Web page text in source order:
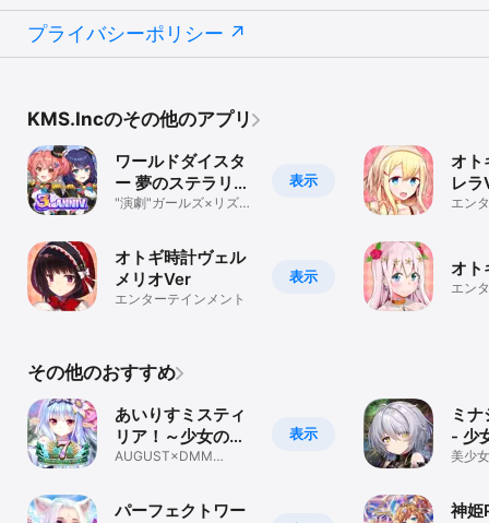
プライバシーポリシー
KMS.Incのその他のアプリ
表示
ワールドダイスタ
ー 夢のステラリウ
ム
"演劇"ガールズ×リズム
表示
オトギ時計ヴェル
メリオVer
エンターテインメント
オト
レ
エン
オト
エン
その他のおすすめ
表示
あいりすミスティ
リア！～少女のつ
むぐ夢の秘跡～
AUGUST×DMM
パーフェクトワー
ミ
- 少
場
美少
神姫